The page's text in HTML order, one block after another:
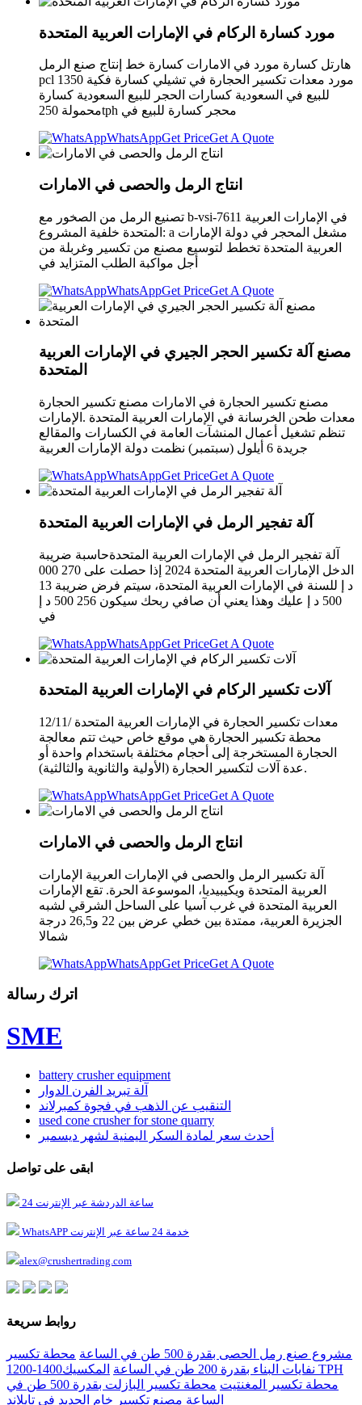
مورد كسارة الركام في الإمارات العربية المتحدة
هارتل كسارة مورد في الامارات كسارة خط إنتاج صنع الرمل
pcl 1350 مورد معدات تكسير الحجارة في تشيلي كسارة فكية
للبيع في السعودية كسارات الحجر للبيع السعودية كسارة
محمولة 250tph محجر كسارة للبيع في
WhatsAppGet PriceGet A Quote
انتاج الرمل والحصى في الامارات
تصنيع الرمل من الصخور مع b-vsi-7611 في الإمارات العربية
المتحدة خلفية المشروع: a مشغل المحجر في دولة الإمارات
العربية المتحدة تخطط لتوسيع مصنع من تكسير وغربلة من
أجل مواكبة الطلب المتزايد في
WhatsAppGet PriceGet A Quote
مصنع آلة تكسير الحجر الجيري في الإمارات العربية
المتحدة
مصنع تكسير الحجارة في الامارات مصنع تكسير الحجارة
معدات طحن الخرسانة في الإمارات العربية المتحدة .الإمارات
تنظم تشغيل أعمال المنشآت العامة في الكسارات والمقالع
جريدة 6 أيلول (سبتمبر) نظمت دولة الإمارات العربية
WhatsAppGet PriceGet A Quote
آلة تفجير الرمل في الإمارات العربية المتحدة
آلة تفجير الرمل في الإمارات العربية المتحدةحاسبة ضريبة
الدخل الإمارات العربية المتحدة 2024 إذا حصلت على 270 000
د إ للسنة في الإمارات العربية المتحدة، سيتم فرض ضريبة 13
500 د إ عليك وهذا يعني أن صافي ربحك سيكون 256 500 د إ
في
WhatsAppGet PriceGet A Quote
آلات تكسير الركام في الإمارات العربية المتحدة
معدات تكسير الحجارة في الإمارات العربية المتحدة /12/11
محطة تكسير الحجارة هي موقع خاص حيث تتم معالجة
الحجارة المستخرجة إلى أحجام مختلفة باستخدام واحدة أو
عدة آلات لتكسير الحجارة (الأولية والثانوية والثالثية).
WhatsAppGet PriceGet A Quote
انتاج الرمل والحصى في الامارات
آلة تكسير الرمل والحصى في الإمارات العربية الإمارات
العربية المتحدة ويكيبيديا، الموسوعة الحرة. تقع الإمارات
العربية المتحدة في غرب آسيا على الساحل الشرقي لشبه
الجزيرة العربية، ممتدة بين خطي عرض بين 22 و26,5 درجة
شمالا
WhatsAppGet PriceGet A Quote
اترك رسالة
SME
battery crusher equipment
آلة تبريد الفرن الدوار
التنقيب عن الذهب في فجوة كمبرلاند
used cone crusher for stone quarry
أحدث سعر لمادة السكر اليمنية لشهر ديسمبر
ابقى على تواصل
24 ساعة الدردشة عبر الإنترنت
WhatsAPP خدمة 24 ساعة عبر الإنترنت
alex@crushertrading.com
روابط سريعة
مشروع صنع رمل الحصى بقدرة 500 طن في الساعة
محطة تكسير
نفايات البناء بقدرة 200 طن في الساعة
المكسيك1400-1200 TPH
محطة تكسير المغنتيت
محطة تكسير البازلت بقدرة 500 طن في
الساعة مصنع تكسير خام الحديد في تايلاند